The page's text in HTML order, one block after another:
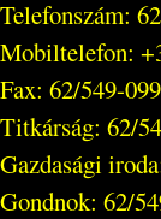
Telefonszám:
Mobiltelefon:
Fax: 62/549-099
Titkárság: 62/
Gazdasági
Gondnok: 62/